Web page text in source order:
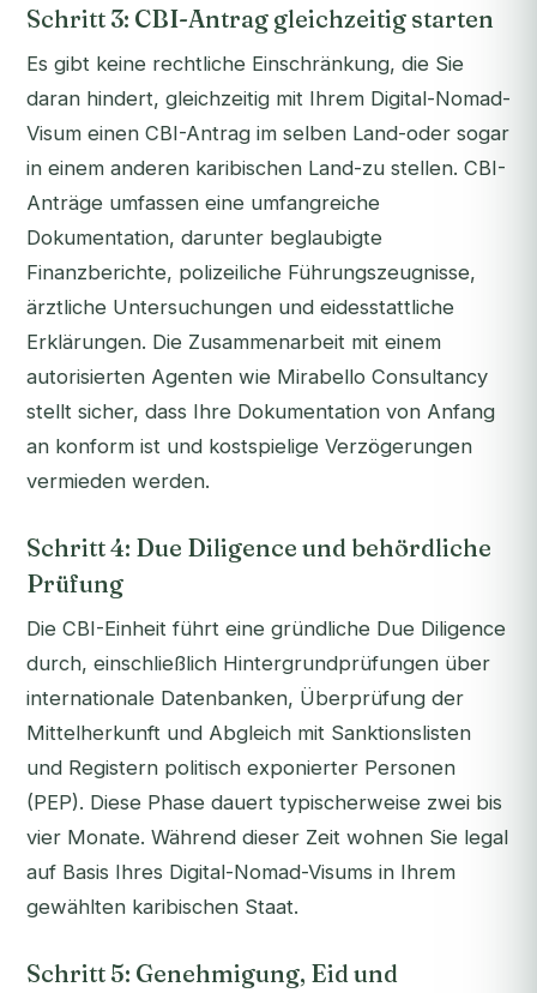
Schritt 3: CBI-Antrag gleichzeitig starten
Es gibt keine rechtliche Einschränkung, die Sie
daran hindert, gleichzeitig mit Ihrem Digital-Nomad-
Visum einen CBI-Antrag im selben Land-oder sogar
in einem anderen karibischen Land-zu stellen. CBI-
Anträge umfassen eine umfangreiche
Dokumentation, darunter beglaubigte
Finanzberichte, polizeiliche Führungszeugnisse,
ärztliche Untersuchungen und eidesstattliche
Erklärungen. Die Zusammenarbeit mit einem
autorisierten Agenten wie Mirabello Consultancy
stellt sicher, dass Ihre Dokumentation von Anfang
an konform ist und kostspielige Verzögerungen
vermieden werden.
Schritt 4: Due Diligence und behördliche
Prüfung
Die CBI-Einheit führt eine gründliche Due Diligence
durch, einschließlich Hintergrundprüfungen über
internationale Datenbanken, Überprüfung der
Mittelherkunft und Abgleich mit Sanktionslisten
und Registern politisch exponierter Personen
(PEP). Diese Phase dauert typischerweise zwei bis
vier Monate. Während dieser Zeit wohnen Sie legal
auf Basis Ihres Digital-Nomad-Visums in Ihrem
gewählten karibischen Staat.
Schritt 5: Genehmigung, Eid und